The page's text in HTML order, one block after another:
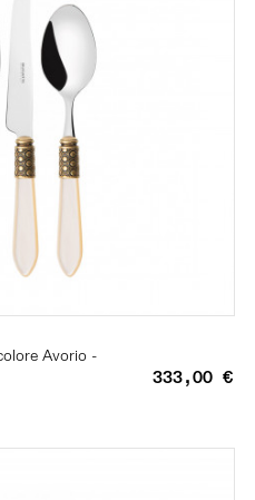
Avorio -
333,00 €